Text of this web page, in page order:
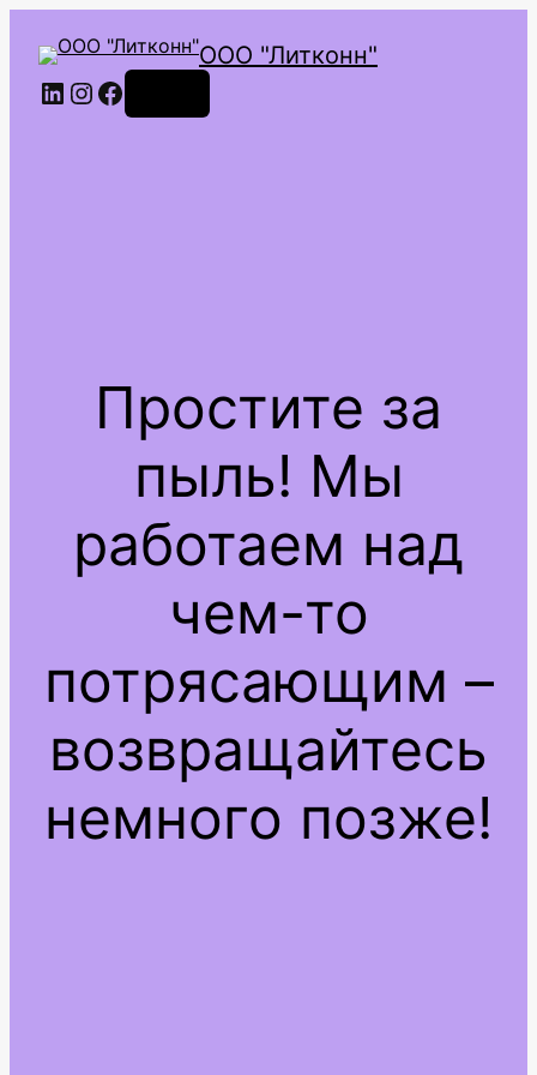
ООО "Литконн"
LinkedIn
Instagram
Facebook
Простите за
пыль! Мы
работаем над
чем-то
потрясающим –
возвращайтесь
немного позже!